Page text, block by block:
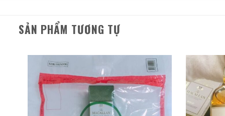
Tuổi rượu:
18 năm
Dung tích:
750 ml
Nồng độ cồn:43%
SẢN PHẨM TƯƠNG TỰ